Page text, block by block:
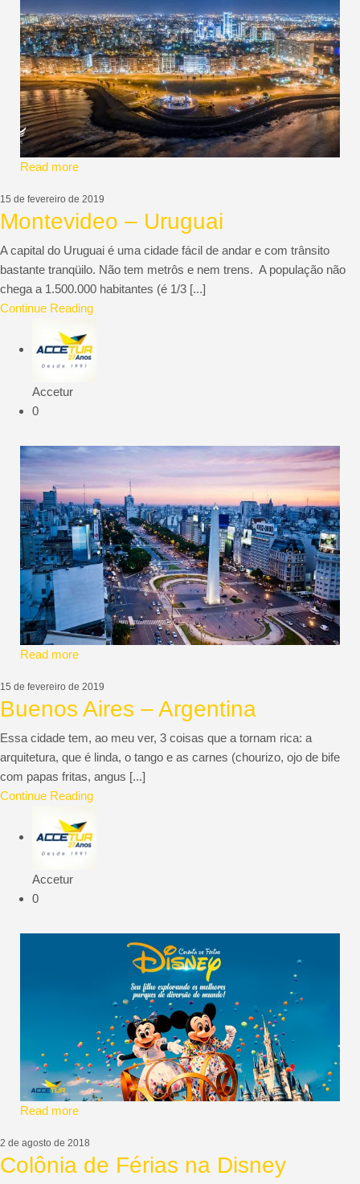
Read more
15 de fevereiro de 2019
Montevideo – Uruguai
A capital do Uruguai é uma cidade fácil de andar e com trânsito
bastante tranqüilo. Não tem metrôs e nem trens. A população não
chega a 1.500.000 habitantes (é 1/3 [...]
Continue Reading
Accetur
0
Read more
15 de fevereiro de 2019
Buenos Aires – Argentina
Essa cidade tem, ao meu ver, 3 coisas que a tornam rica: a
arquitetura, que é linda, o tango e as carnes (chourizo, ojo de bife
com papas fritas, angus [...]
Continue Reading
Accetur
0
Read more
2 de agosto de 2018
Colônia de Férias na Disney